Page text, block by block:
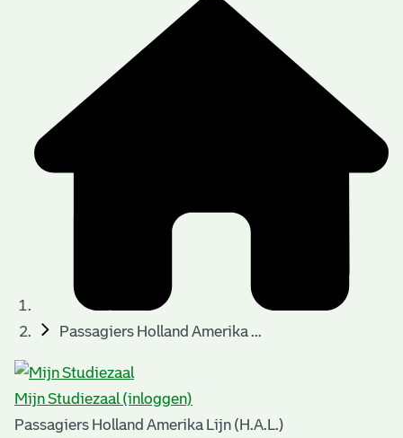
Passagiers Holland Amerika ...
Mijn Studiezaal (inloggen)
Passagiers Holland Amerika Lijn (H.A.L.)